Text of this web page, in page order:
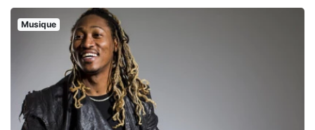
Musique